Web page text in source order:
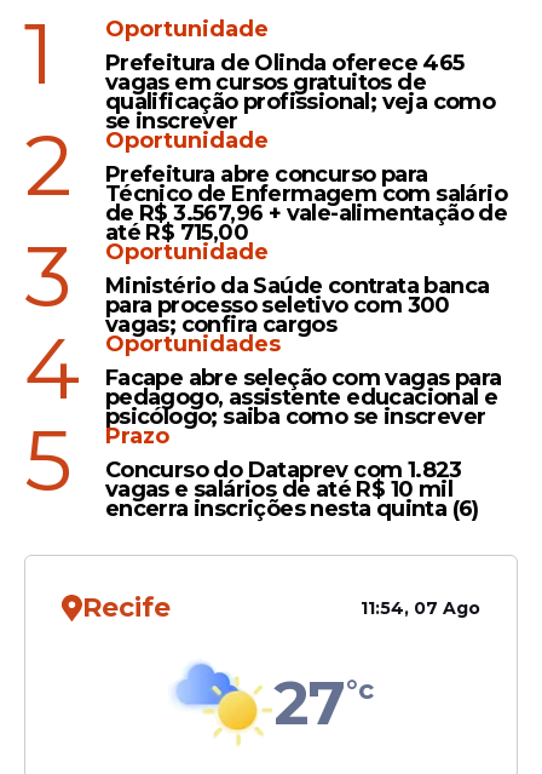
1
Oportunidade
Prefeitura de Olinda oferece 465
vagas em cursos gratuitos de
qualificação profissional; veja como
se inscrever
2
Oportunidade
Prefeitura abre concurso para
Técnico de Enfermagem com salário
de R$ 3.567,96 + vale-alimentação de
até R$ 715,00
3
Oportunidade
Ministério da Saúde contrata banca
para processo seletivo com 300
vagas; confira cargos
4
Oportunidades
Facape abre seleção com vagas para
pedagogo, assistente educacional e
psicólogo; saiba como se inscrever
5
Prazo
Concurso do Dataprev com 1.823
vagas e salários de até R$ 10 mil
encerra inscrições nesta quinta (6)
Recife 11:54, 07 Ago
27°c